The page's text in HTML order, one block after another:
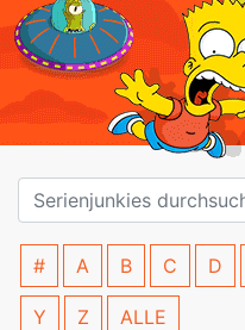
# A B C D
Y Z ALLE